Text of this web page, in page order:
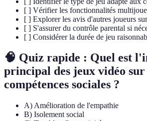
[ ] Vérifier les fonctionnalités
[ ] Explorer les avis d'autres joueurs
[ ] S'assurer du contrôle parental si
[ ] Considérer la durée de jeu
🧠 Quiz rapide : Quel est
principal des jeux vidéo sur
compétences sociales ?
A) Amélioration de l'empathie
B) Isolement social